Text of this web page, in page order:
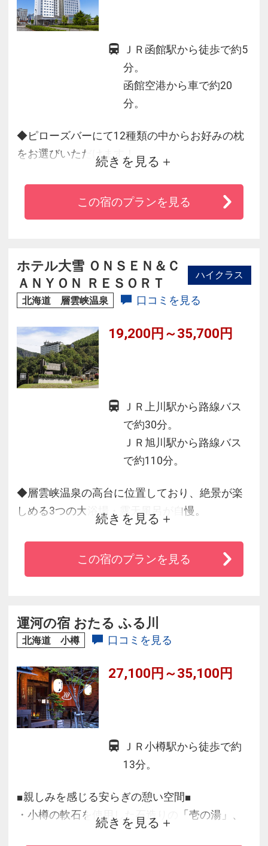
ＪＲ函館駅から徒歩で約5
分。
函館空港から車で約20
分。
◆ピローズバーにて12種類の中からお好みの枕
をお選びいただけます！
◆シモンズと共同開発したベッドで快適な睡眠
をお約束します。
◆世界各地の港町をイメージした食のマルシェ
◆「天然温泉スパステラ」ではアジアの至宝と
謳われた夜景と、函館山、北の星座を望み、名
湯の極楽をお楽しみください！
続きを見る
この宿のプランを見る
ホテル大雪 ＯＮＳＥＮ＆Ｃ
ＡＮＹＯＮ ＲＥＳＯＲＴ
ハイクラス
北海道 層雲峡温泉 口コミを見る
19,200円～35,700円
ＪＲ上川駅から路線バス
で約30分。
ＪＲ旭川駅から路線バス
で約110分。
◆層雲峡温泉の高台に位置しており、絶景が楽
しめる3つの大浴場・露天風呂が自慢。
◆ビュッフェダイニングでは、大雪山の恵みが
育んだ上川近郊の食材をふんだんに使用。出来
立ての料理が味わえるライブキッチンも大人
3000点以上の品揃え。
◆改装した新しいロビーでは、フリードリンク
続きを見る
この宿のプランを見る
運河の宿 おたる ふる川
北海道 小樽 口コミを見る
27,100円～35,100円
ＪＲ小樽駅から徒歩で約
13分。
■親しみを感じる安らぎの憩い空間■
・小樽の軟石を使用した石造りの「壱の湯」、
檜をふんだんに使用したぬくもりある「弐の
続きを見る